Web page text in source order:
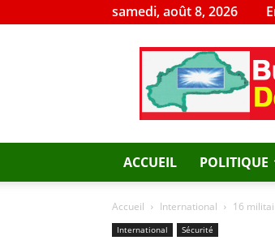
samedi, août 8, 2026
ACCUEIL POLITIQUE
Accueil International 16
International Sécurité